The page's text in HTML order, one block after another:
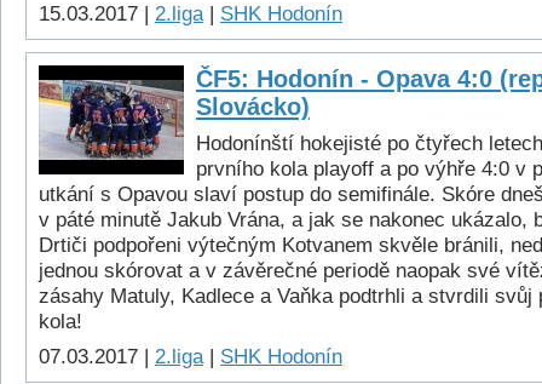
15.03.2017 | 2.liga| SHK Hodonín
ČF5: Hodonín - Opava 4:0
Slovácko)
Hodonínští hokejisté po čtyřech
prvního kola playoff a po výhře 4:0 v
utkání s Opavou slaví postup do semifinále. Skóre
v páté minutě Jakub Vrána, a jak se nakonec ukázalo,
Drtiči podpořeni výtečným Kotvanem skvěle bránili,
jednou skórovat a v závěrečné periodě naopak své
zásahy Matuly, Kadlece a Vaňka podtrhli a stvrdili svůj
kola!
07.03.2017 | 2.liga| SHK Hodonín